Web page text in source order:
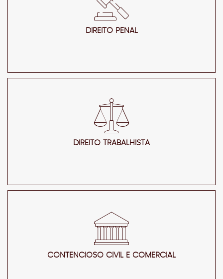
DIREITO PENAL
DIREITO TRABALHISTA
CONTENCIOSO CIVIL E COMERCIAL